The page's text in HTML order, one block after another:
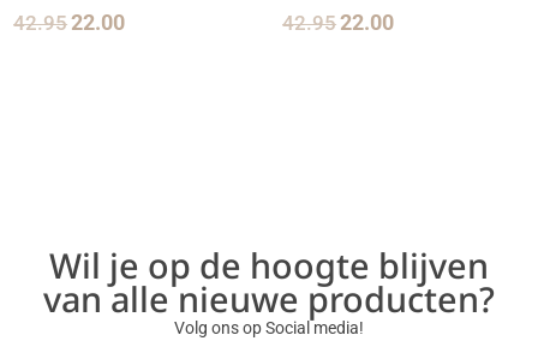
42.9522.00 42.9522.00
Wil je op de hoogte blijven
van alle nieuwe producten?
Volg ons op Social media!